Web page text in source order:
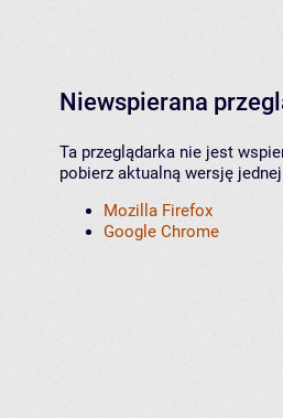
Niewspierana
Ta przeglądarka nie jest
pobierz aktualną wersję
Mozilla Firefox
Google Chrome